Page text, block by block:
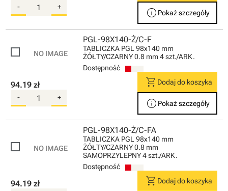
- + info Pokaż szczegóły
PGL-98X140-Ż/C-F
TABLICZKA PGL 98x140 mm
ŻÓŁTY/CZARNY 0.8 mm 4 szt./ARK.
Dostępność
94.19 zł
- +
shopping_cart Dodaj do koszyka
info Pokaż szczegóły
PGL-98X140-Ż/C-FA
TABLICZKA PGL 98x140 mm
ŻÓŁTY/CZARNY 0.8 mm
SAMOPRZYLEPNY 4 szt./ARK.
Dostępność
94.19 zł shopping_cart Dodaj do koszyka